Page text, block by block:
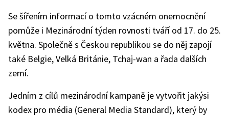
Se šířením informací o tomto vzácném onemocnění
pomůže i Mezinárodní týden rovnosti tváří od 17. do 25.
května. Společně s Českou republikou se do něj zapojí
také Belgie, Velká Británie, Tchaj-wan a řada dalších
zemí.
Jedním z cílů mezinárodní kampaně je vytvořit jakýsi
kodex pro média (General Media Standard), který by